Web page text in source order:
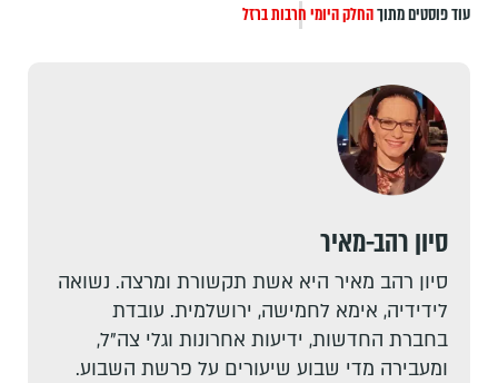
עוד פוסטים מתוךהחלק היומיחרבות ברזל
סיון רהב-מאיר
סיון רהב מאיר היא אשת תקשורת ומרצה. נשואה
לידידיה, אימא לחמישה, ירושלמית. עובדת
בחברת החדשות, ידיעות אחרונות וגלי צה"ל,
ומעבירה מדי שבוע שיעורים על פרשת השבוע.